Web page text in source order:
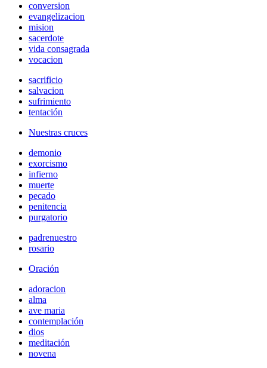
conversion
evangelizacion
mision
sacerdote
vida consagrada
vocacion
sacrificio
salvacion
sufrimiento
tentación
Nuestras cruces
demonio
exorcismo
infierno
muerte
pecado
penitencia
purgatorio
padrenuestro
rosario
Oración
adoracion
alma
ave maria
contemplación
dios
meditación
novena